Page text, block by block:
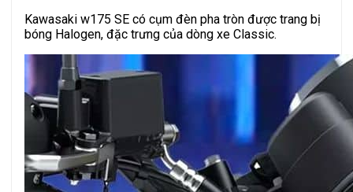
Kawasaki w175 SE có cụm đèn pha tròn được trang bị
bóng Halogen, đặc trưng của dòng xe Classic.